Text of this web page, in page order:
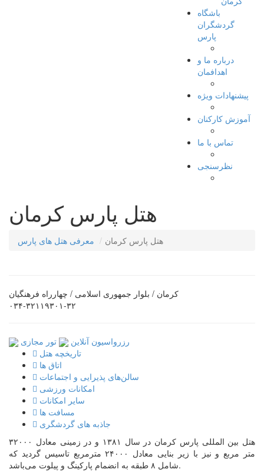
باشگاه
گردشگران
پارس
درباره ما و
اهدافمان
پیشنهادات ویژه
آموزش کارکنان
تماس با ما
نظرسنجی
هتل پارس کرمان
معرفی هتل های پارس هتل پارس کرمان
کرمان / بلوار جمهوری اسلامی / چهارراه فرهنگیان
۰۳۴-۳۲۱۱۹۳۰۱-۳۲
رزرواسیون آنلاین
تور مجازی
تاریخچه هتل
اتاق ها
سالن‌های پذیرایی و اجتماعات
امکانات ورزشی
سایر امکانات
مسافت ها
جاذبه های گردشگری
هتل بین المللی پارس کرمان در سال ۱۳۸۱ و در زمینی معادل ۳۲۰۰۰
متر مربع و نیز با زیر بنایی معادل ۲۴۰۰۰ مترمربع تاسیس گردید که
شامل ۸ طبقه به انضمام پارکینگ و پیلوت می‌باشد.